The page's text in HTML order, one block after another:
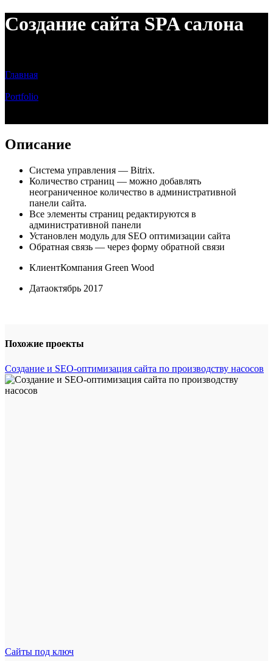
Создание сайта SPA салона
Главная
Portfolio
Описание
Система управления — Bitrix.
Количество страниц — можно добавлять
неограниченное количество в административной
панели сайта.
Все элементы страниц редактируются в
административной панели
Установлен модуль для SEO оптимизации сайта
Обратная связь — через форму обратной связи
КлиентКомпания Green Wood
Датаоктябрь 2017
Похожие проекты
Создание и SEO-оптимизация сайта по производству насосов
Сайты под ключ